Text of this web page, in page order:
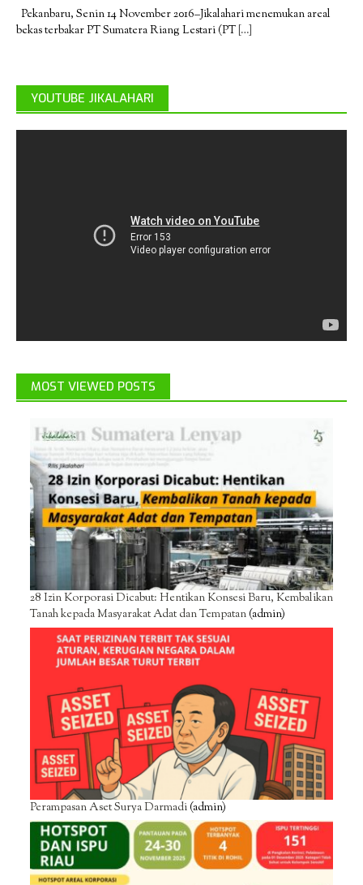
Pekanbaru, Senin 14 November 2016–Jikalahari menemukan areal
bekas terbakar PT Sumatera Riang Lestari (PT […]
YOUTUBE JIKALAHARI
MOST VIEWED POSTS
28 Izin Korporasi Dicabut: Hentikan Konsesi Baru, Kembalikan
Tanah kepada Masyarakat Adat dan Tempatan(admin)
Perampasan Aset Surya Darmadi(admin)